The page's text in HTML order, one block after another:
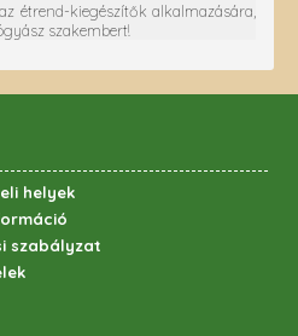
étrend-kiegészítők alkalmazására,
szakembert!
helyek
szabályzat